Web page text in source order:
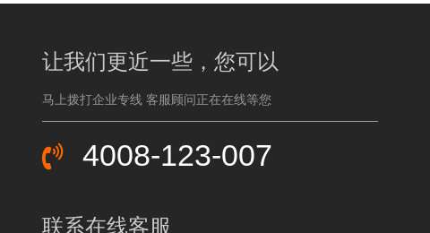
让我们更近一些，您可以
马上拨打企业专线 客服顾问正在在线等您
4008-123-007
联系在线客服